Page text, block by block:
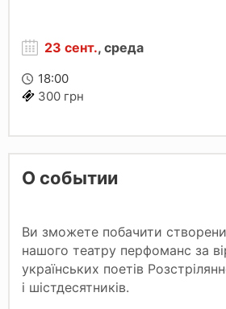
23 сент., среда
18:00
300 грн
О событии
Ви зможете побачити
нашого театру перфоманс за
українських поетів
і шістдесятників.